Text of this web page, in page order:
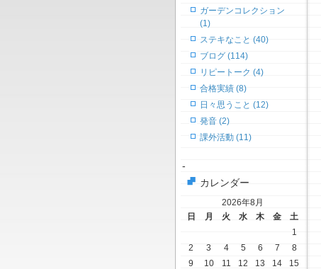
ガーデンコレクション
(1)
ステキなこと (40)
ブログ (114)
リピートーク (4)
合格実績 (8)
日々思うこと (12)
発音 (2)
課外活動 (11)
-
カレンダー
2026年8月
日
月 火 水 木 金 土
1
2
3 4 5 6 7
8
9
10 11 12 13 14
15